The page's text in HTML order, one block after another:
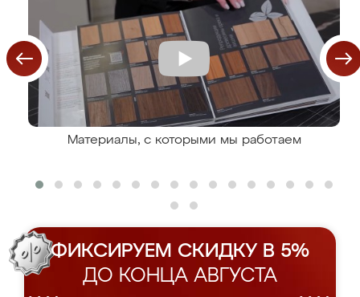
Материалы, с которыми мы работаем
ФИКСИРУЕМ СКИДКУ В 5%
ДО КОНЦА АВГУСТА